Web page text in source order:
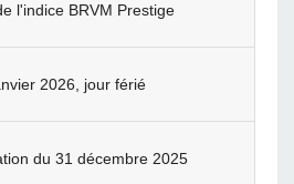
l'indice BRVM Prestige
2026, jour férié
du 31 décembre 2025